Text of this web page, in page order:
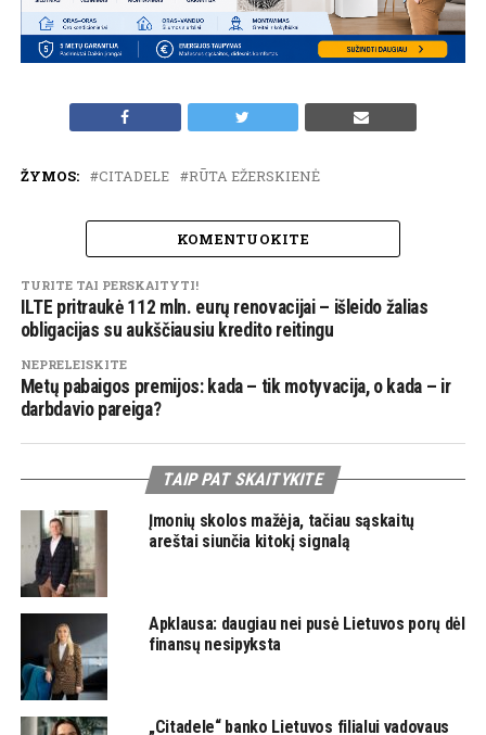
ŽYMOS: CITADELE RŪTA EŽERSKIENĖ
KOMENTUOKITE
TURITE TAI PERSKAITYTI!
ILTE pritraukė 112 mln. eurų renovacijai – išleido žalias
obligacijas su aukščiausiu kredito reitingu
NEPRELEISKITE
Metų pabaigos premijos: kada – tik motyvacija, o kada – ir
darbdavio pareiga?
TAIP PAT SKAITYKITE
Įmonių skolos mažėja, tačiau sąskaitų
areštai siunčia kitokį signalą
Apklausa: daugiau nei pusė Lietuvos porų dėl
finansų nesipyksta
„Citadele“ banko Lietuvos filialui vadovaus